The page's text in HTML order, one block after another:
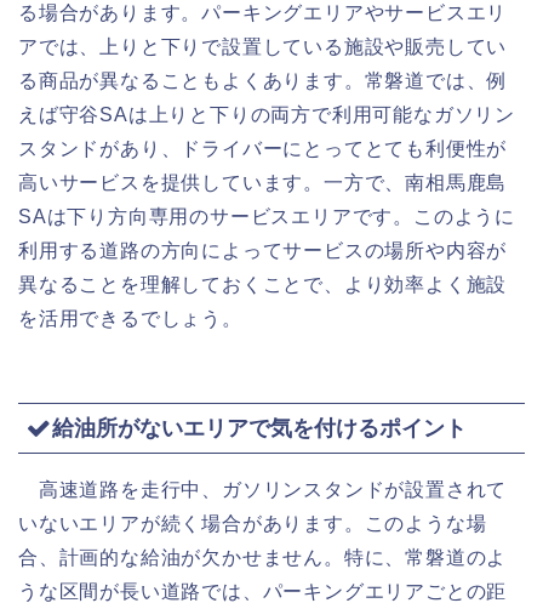
る場合があります。パーキングエリアやサービスエリ
アでは、上りと下りで設置している施設や販売してい
る商品が異なることもよくあります。常磐道では、例
えば守谷SAは上りと下りの両方で利用可能なガソリン
スタンドがあり、ドライバーにとってとても利便性が
高いサービスを提供しています。一方で、南相馬鹿島
SAは下り方向専用のサービスエリアです。このように
利用する道路の方向によってサービスの場所や内容が
異なることを理解しておくことで、より効率よく施設
を活用できるでしょう。
給油所がないエリアで気を付けるポイント
高速道路を走行中、ガソリンスタンドが設置されて
いないエリアが続く場合があります。このような場
合、計画的な給油が欠かせません。特に、常磐道のよ
うな区間が長い道路では、パーキングエリアごとの距